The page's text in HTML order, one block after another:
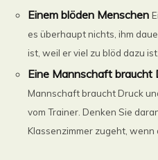
Einem blöden Menschen
es überhaupt nichts, ihm
ist, weil er viel zu blöd dazu ist,
Eine Mannschaft braucht
Mannschaft braucht Druck
vom Trainer. Denken Sie
Klassenzimmer zugeht, wenn